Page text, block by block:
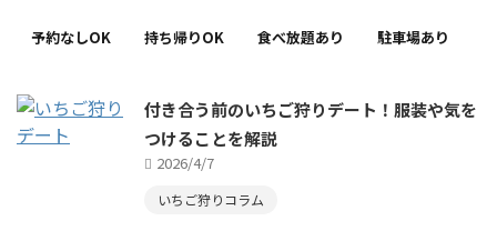
予約なしOK 持ち帰りOK 食べ放題あり 駐車場あり
付き合う前のいちご狩りデート！服装や気を
つけることを解説
2026/4/7
いちご狩りコラム